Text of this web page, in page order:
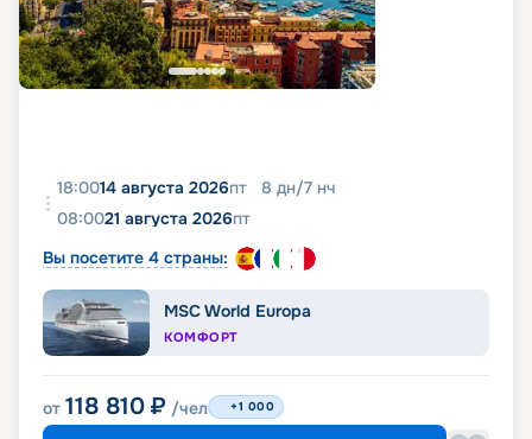
18:0014 августа 2026пт 8 дн/7 нч
08:0021 августа 2026пт
Вы посетите 4 страны:
MSC World Europa
КОМФОРТ
от 118 810 ₽ /чел +1 000